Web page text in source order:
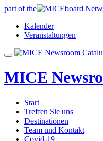
part of the
Kalender
Veranstaltungen
MICE
Start
Treffen Sie uns
Destinationen
Team und Kontakt
Covid-19